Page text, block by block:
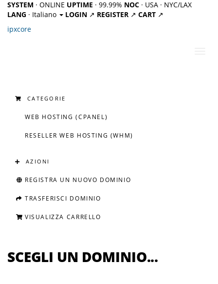
SYSTEM · ONLINE UPTIME · 99.99% NOC · USA · NYC/LAX
LANG · Italiano LOGIN ↗ REGISTER ↗ CART ↗
ipxcore
CATEGORIE
WEB HOSTING (CPANEL)
RESELLER WEB HOSTING (WHM)
AZIONI
REGISTRA UN NUOVO DOMINIO
TRASFERISCI DOMINIO
VISUALIZZA CARRELLO
SCEGLI UN DOMINIO...